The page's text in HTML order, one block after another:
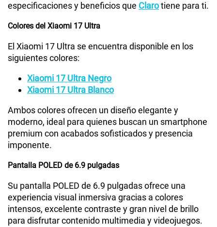
especificaciones y beneficios que Clarotiene para ti.
Colores del Xiaomi 17 Ultra
El Xiaomi 17 Ultra se encuentra disponible en los
siguientes colores:
Xiaomi 17 Ultra Negro
Xiaomi 17 Ultra Blanco
Ambos colores ofrecen un diseño elegante y
moderno, ideal para quienes buscan un smartphone
premium con acabados sofisticados y presencia
imponente.
Pantalla POLED de 6.9 pulgadas
Su pantalla POLED de 6.9 pulgadas ofrece una
experiencia visual inmersiva gracias a colores
intensos, excelente contraste y gran nivel de brillo
para disfrutar contenido multimedia y videojuegos.